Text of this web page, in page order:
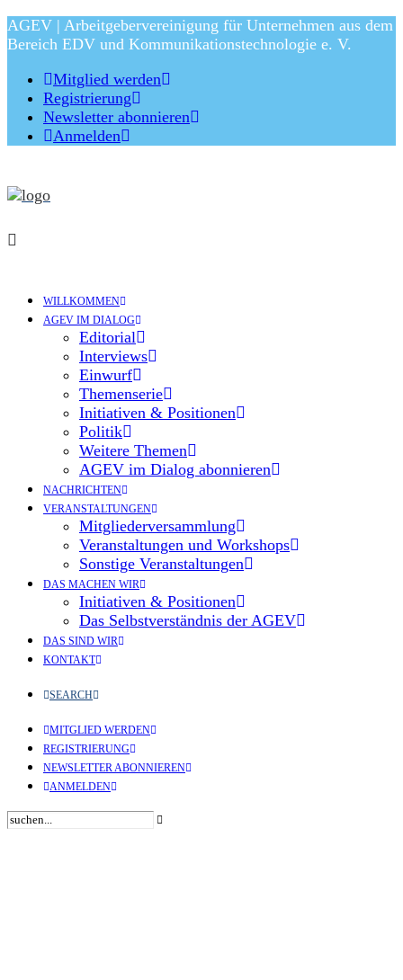
AGEV | Arbeitgebervereinigung für Unternehmen aus dem
Bereich EDV und Kommunikationstechnologie e. V.
Mitglied werden
Registrierung
Newsletter abonnieren
Anmelden
WILLKOMMEN
AGEV IM DIALOG
Editorial
Interviews
Einwurf
Themenserie
Initiativen & Positionen
Politik
Weitere Themen
AGEV im Dialog abonnieren
NACHRICHTEN
VERANSTALTUNGEN
Mitgliederversammlung
Veranstaltungen und Workshops
Sonstige Veranstaltungen
DAS MACHEN WIR
Initiativen & Positionen
Das Selbstverständnis der AGEV
DAS SIND WIR
KONTAKT
SEARCH
MITGLIED WERDEN
REGISTRIERUNG
NEWSLETTER ABONNIEREN
ANMELDEN